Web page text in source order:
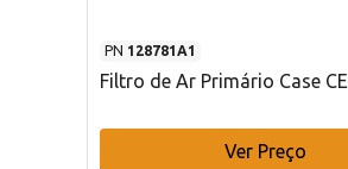
PN 128781A1
Filtro de Ar Primário Case CE
Ver Preço